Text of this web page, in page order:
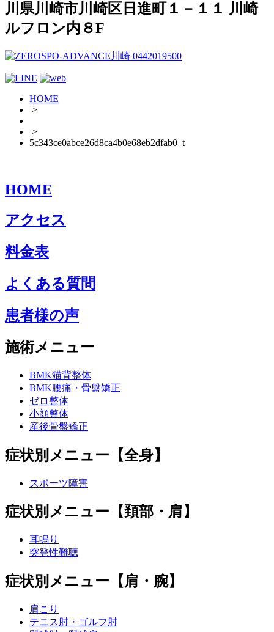
川県川崎市川崎区日進町１－１１ 川崎
ルフロン内８F
HOME
>
>
5c343ce0abce26d8ca4b0e68eb2dfab0_t
HOME
アクセス
料金表
よくある質問
患者様の声
施術メニュー
BMK猫背整体
BMK腰痛・骨盤矯正
ゼロ整体
小顔整体
産後骨盤矯正
症状別メニュー【全身】
スポーツ障害
症状別メニュー【頚部・肩】
耳鳴り
突発性難聴
症状別メニュー【肩・腕】
肩こり
テニス肘・ゴルフ肘